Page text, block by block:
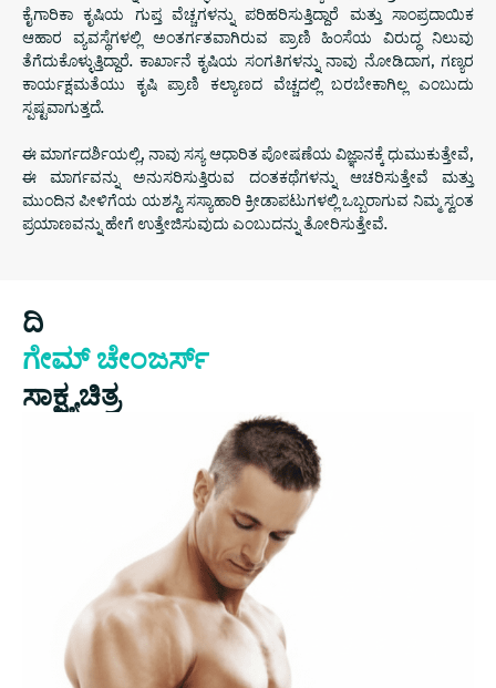
ಕೈಗಾರಿಕಾ ಕೃಷಿಯ ಗುಪ್ತ ವೆಚ್ಚಗಳನ್ನು ಪರಿಹರಿಸುತ್ತಿದ್ದಾರೆ ಮತ್ತು ಸಾಂಪ್ರದಾಯಿಕ
ಆಹಾರ ವ್ಯವಸ್ಥೆಗಳಲ್ಲಿ ಅಂತರ್ಗತವಾಗಿರುವ ಪ್ರಾಣಿ ಹಿಂಸೆಯ ವಿರುದ್ಧ ನಿಲುವು
ತೆಗೆದುಕೊಳ್ಳುತ್ತಿದ್ದಾರೆ. ಕಾರ್ಖಾನೆ ಕೃಷಿಯ ಸಂಗತಿಗಳನ್ನು ನಾವು ನೋಡಿದಾಗ, ಗಣ್ಯರ
ಕಾರ್ಯಕ್ಷಮತೆಯು ಕೃಷಿ ಪ್ರಾಣಿ ಕಲ್ಯಾಣದ ವೆಚ್ಚದಲ್ಲಿ ಬರಬೇಕಾಗಿಲ್ಲ ಎಂಬುದು
ಸ್ಪಷ್ಟವಾಗುತ್ತದೆ.
ಈ ಮಾರ್ಗದರ್ಶಿಯಲ್ಲಿ, ನಾವು ಸಸ್ಯ ಆಧಾರಿತ ಪೋಷಣೆಯ ವಿಜ್ಞಾನಕ್ಕೆ ಧುಮುಕುತ್ತೇವೆ,
ಈ ಮಾರ್ಗವನ್ನು ಅನುಸರಿಸುತ್ತಿರುವ ದಂತಕಥೆಗಳನ್ನು ಆಚರಿಸುತ್ತೇವೆ ಮತ್ತು
ಮುಂದಿನ ಪೀಳಿಗೆಯ ಯಶಸ್ವಿ ಸಸ್ಯಾಹಾರಿ ಕ್ರೀಡಾಪಟುಗಳಲ್ಲಿ ಒಬ್ಬರಾಗುವ ನಿಮ್ಮ ಸ್ವಂತ
ಪ್ರಯಾಣವನ್ನು ಹೇಗೆ ಉತ್ತೇಜಿಸುವುದು ಎಂಬುದನ್ನು ತೋರಿಸುತ್ತೇವೆ.
ದಿ
ಗೇಮ್ ಚೇಂಜರ್ಸ್
ಸಾಕ್ಷ್ಯಚಿತ್ರ